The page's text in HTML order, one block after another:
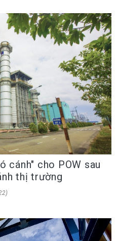
cánh" cho POW sau
thị trường